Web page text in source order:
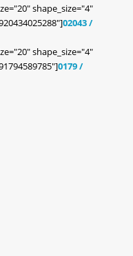
shape_size="4"
02043 /
shape_size="4"
0179 /